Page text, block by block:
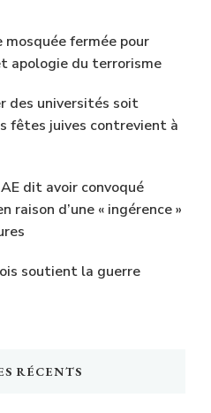
fermée pour
apologie du terrorisme
des universités soit
fêtes juives contrevient à
dit avoir convoqué
raison d’une « ingérence »
soutient la guerre
RÉCENTS